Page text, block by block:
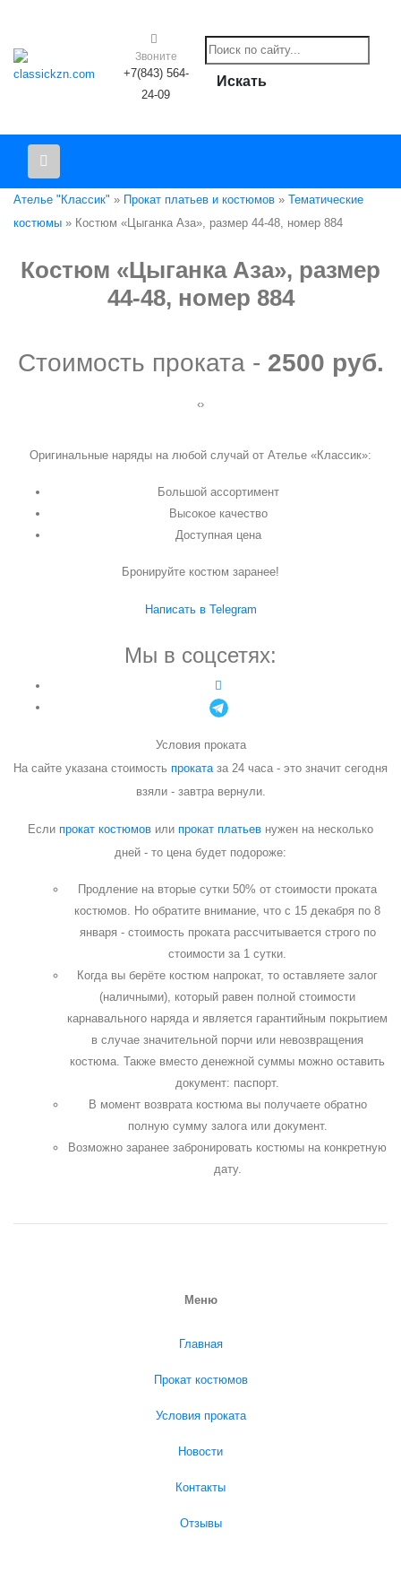
Звоните
+7(843) 564-
24-09
Искать
Ателье "Классик" » Прокат платьев и костюмов » Тематические
костюмы » Костюм «Цыганка Аза», размер 44-48, номер 884
Меню
Главная
Прокат костюмов
Условия проката
Новости
Контакты
Отзывы
Костюм «Цыганка Аза», размер
44-48, номер 884
Стоимость проката - 2500 руб.
‹›
Оригинальные наряды на любой случай от Ателье «Классик»:
Большой ассортимент
Высокое качество
Доступная цена
Бронируйте костюм заранее!
Написать в Telegram
Мы в соцсетях:
Условия проката
На сайте указана стоимость прокатаза 24 часа - это значит сегодня
взяли - завтра вернули.
Если прокат костюмов или прокат платьев нужен на несколько
дней - то цена будет подороже:
Продление на вторые сутки 50% от стоимости проката
костюмов. Но обратите внимание, что с 15 декабря по 8
января - стоимость проката рассчитывается строго по
стоимости за 1 сутки.
Когда вы берёте костюм напрокат, то оставляете залог
(наличными), который равен полной стоимости
карнавального наряда и является гарантийным покрытием
в случае значительной порчи или невозвращения
костюма. Также вместо денежной суммы можно оставить
документ: паспорт.
В момент возврата костюма вы получаете обратно
полную сумму залога или документ.
Возможно заранее забронировать костюмы на конкретную
дату.